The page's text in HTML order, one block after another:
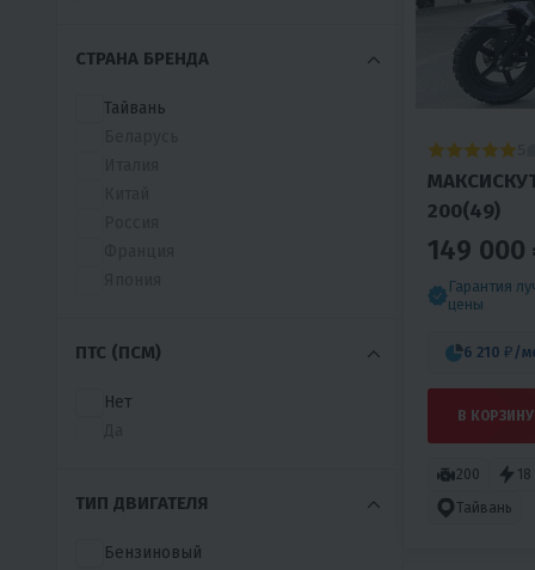
BC
DISCOVERY
MINIPRO
SPRMOTORS
TOYO
WEINI
СТРАНА БРЕНДА
Тайвань
ПТС (ПСМ)
Нет
ТИП ДВИГАТЕЛЯ
Бензиновый
200(49)
149 000
Гарантия
цены
6 210 ₽ /
В КОРЗИНУ
200 18
Тайвань